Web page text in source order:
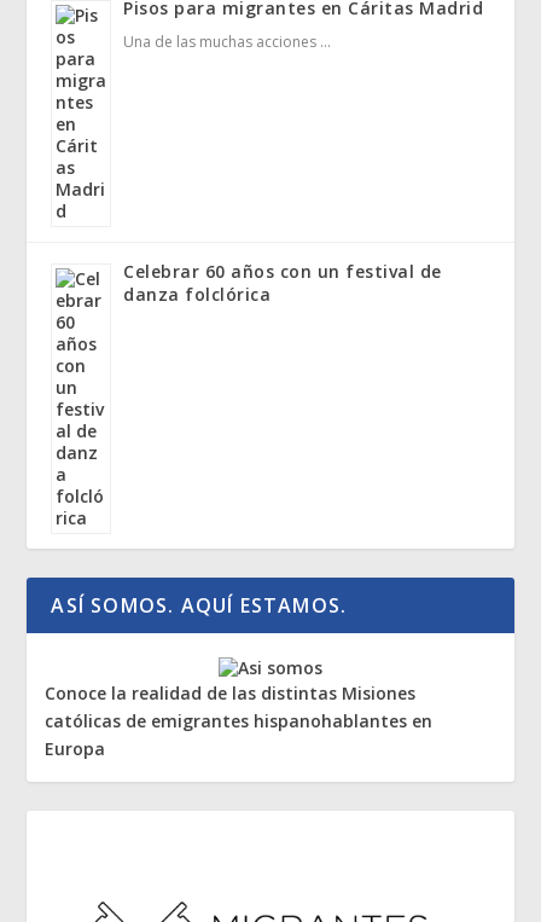
Pisos para migrantes en Cáritas Madrid
Una de las muchas acciones …
Celebrar 60 años con un festival de
danza folclórica
ASÍ SOMOS. AQUÍ ESTAMOS.
Conoce la realidad de las distintas Misiones
católicas de emigrantes hispanohablantes en
Europa